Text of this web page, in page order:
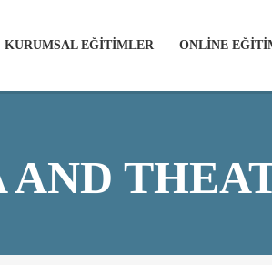
KURUMSAL EĞİTİMLER ONLİNE
AND